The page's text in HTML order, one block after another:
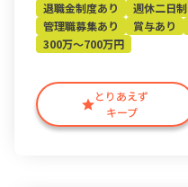
とりあえず
キープ
退職金制度あり
週休二日制
管理職募集あり
賞与あり
300万～700万円